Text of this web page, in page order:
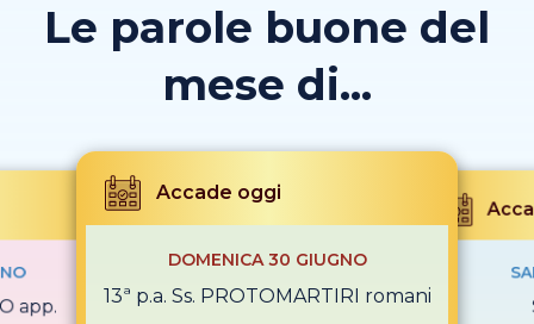
Le parole buone del
mese di...
app.
Accade oggi
DOMENICA 30 GIUGNO
13ª p.a. Ss. PROTOMARTIRI romani